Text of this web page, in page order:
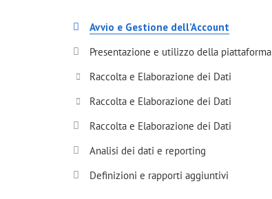
Avvio e Gestione dell’Account
Presentazione e utilizzo della piattaforma
Raccolta e Elaborazione dei Dati
Raccolta e Elaborazione dei Dati
Raccolta e Elaborazione dei Dati
Analisi dei dati e reporting
Definizioni e rapporti aggiuntivi